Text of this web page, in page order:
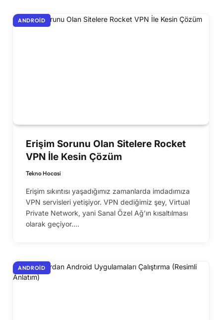
ANDROID
Erişim Sorunu Olan Sitelere Rocket
VPN İle Kesin Çözüm
Tekno Hocasi
Erişim sıkıntısı yaşadığımız zamanlarda imdadımıza
VPN servisleri yetişiyor. VPN dediğimiz şey, Virtual
Private Network, yani Sanal Özel Ağ’ın kısaltılması
olarak geçiyor.…
ANDROID